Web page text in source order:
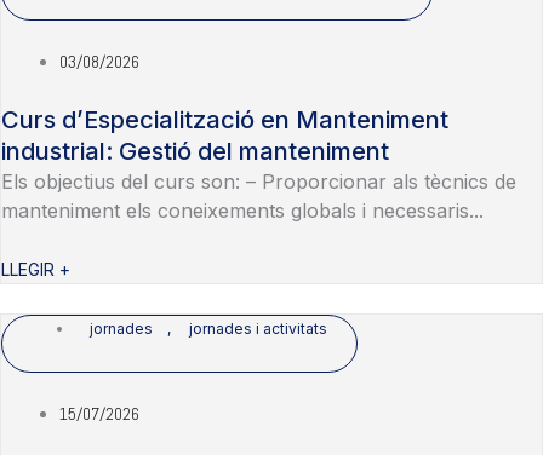
03/08/2026
Curs d’Especialització en Manteniment
industrial: Gestió del manteniment
Els objectius del curs son: – Proporcionar als tècnics de
manteniment els coneixements globals i necessaris...
LLEGIR +
jornades , jornades i activitats
15/07/2026